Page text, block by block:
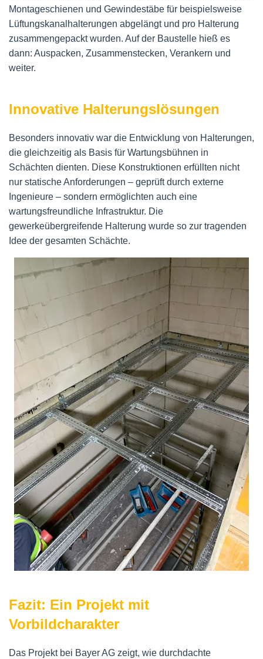
Montageschienen und Gewindestäbe für beispielsweise
Lüftungskanalhalterungen abgelängt und pro Halterung
zusammengepackt wurden. Auf der Baustelle hieß es
dann: Auspacken, Zusammenstecken, Verankern und
weiter.
Innovative Halterungslösungen
Besonders innovativ war die Entwicklung von Halterungen,
die gleichzeitig als Basis für Wartungsbühnen in
Schächten dienten. Diese Konstruktionen erfüllten nicht
nur statische Anforderungen – geprüft durch externe
Ingenieure – sondern ermöglichten auch eine
wartungsfreundliche Infrastruktur. Die
gewerkeübergreifende Halterung wurde so zur tragenden
Idee der gesamten Schächte.
Fazit: Ein Projekt mit
Vorbildcharakter
Das Projekt bei Bayer AG zeigt, wie durchdachte